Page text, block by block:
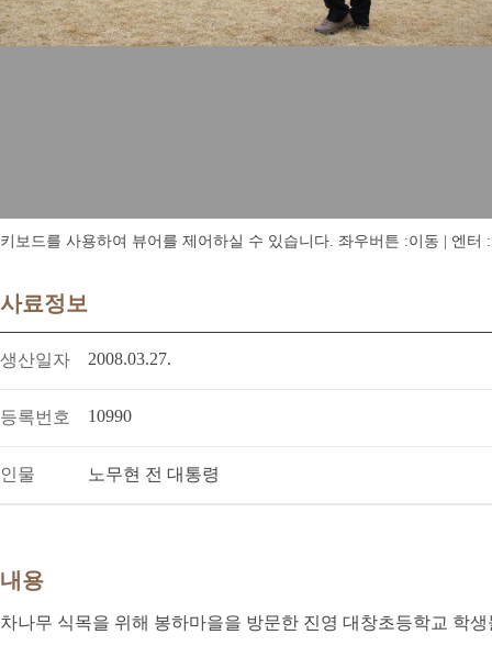
키보드를 사용하여 뷰어를 제어하실 수 있습니다. 좌우버튼 :이동 | 엔터
사료정보
생산일자 2008.03.27.
등록번호 10990
인물 노무현 전 대통령
내용
차나무 식목을 위해 봉하마을을 방문한 진영 대창초등학교 학